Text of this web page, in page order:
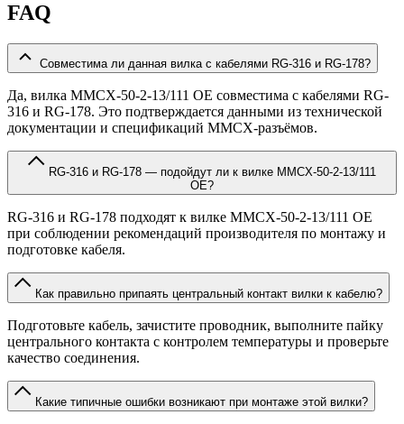
FAQ
Совместима ли данная вилка с кабелями RG-316 и RG-178?
Да, вилка MMCX-50-2-13/111 OE совместима с кабелями RG-
316 и RG-178. Это подтверждается данными из технической
документации и спецификаций MMCX-разъёмов.
OE?
RG-316 и RG-178 подходят к вилке MMCX-50-2-13/111 OE
при соблюдении рекомендаций производителя по монтажу и
подготовке кабеля.
Как правильно припаять центральный контакт вилки к кабелю?
Подготовьте кабель, зачистите проводник, выполните пайку
центрального контакта с контролем температуры и проверьте
качество соединения.
Какие типичные ошибки возникают при монтаже этой вилки?